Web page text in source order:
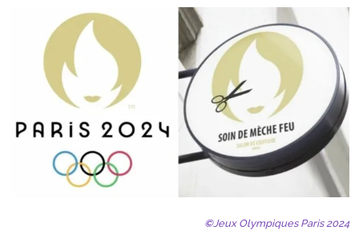
©Jeux Olympiques Paris 2024